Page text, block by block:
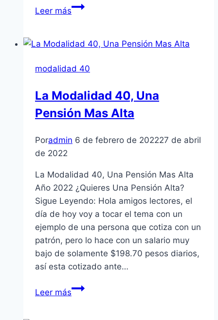
Leer másCosto
Modalidad
en
¿Cuánto
invertir
año?
modalidad 40
La Modalidad 40, Una
Pensión Mas Alta
Poradmin 6 de febrero de 202227 de abril
de 2022
La Modalidad 40, Una Pensión Mas Alta
Año 2022 ¿Quieres Una Pensión Alta?
Sigue Leyendo: Hola amigos lectores, el
día de hoy voy a tocar el tema con un
ejemplo de una persona que cotiza con un
patrón, pero lo hace con un salario muy
bajo de solamente $198.70 pesos diarios,
así esta cotizado ante…
Leer másCosto